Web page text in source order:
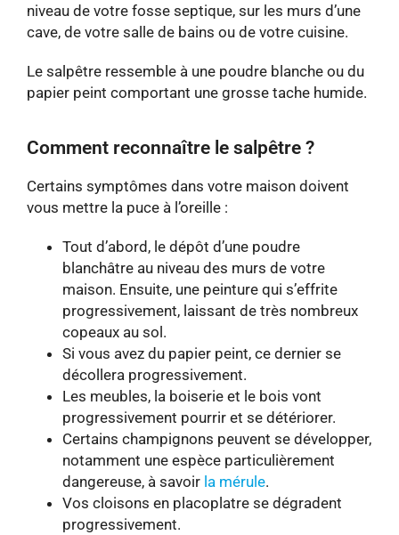
niveau de votre fosse septique, sur les murs d’une
cave, de votre salle de bains ou de votre cuisine.
Le salpêtre ressemble à une poudre blanche ou du
papier peint comportant une grosse tache humide.
Comment reconnaître le salpêtre ?
Certains symptômes dans votre maison doivent
vous mettre la puce à l’oreille :
Tout d’abord, le dépôt d’une poudre
blanchâtre au niveau des murs de votre
maison. Ensuite, une peinture qui s’effrite
progressivement, laissant de très nombreux
copeaux au sol.
Si vous avez du papier peint, ce dernier se
décollera progressivement.
Les meubles, la boiserie et le bois vont
progressivement pourrir et se détériorer.
Certains champignons peuvent se développer,
notamment une espèce particulièrement
dangereuse, à savoir la mérule.
Vos cloisons en placoplatre se dégradent
progressivement.